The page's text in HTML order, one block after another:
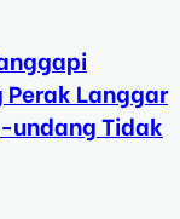
Perak Langgar
undang Tidak